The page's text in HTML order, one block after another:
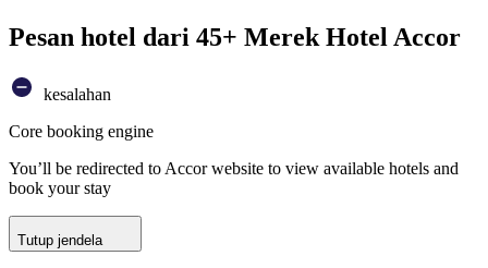
Pesan hotel dari 45+ Merek Hotel Accor
kesalahan
Core booking engine
You’ll be redirected to Accor website to view available hotels and
book your stay
Tutup jendela